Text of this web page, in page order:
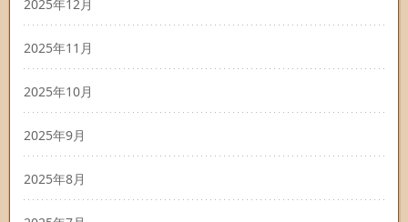
2025年12月
2025年11月
2025年10月
2025年9月
2025年8月